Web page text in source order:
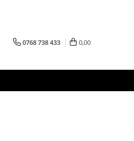
0768 738 433 0,00